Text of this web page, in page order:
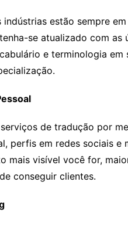
indústrias estão sempre em
se atualizado com as
e terminologia em
de tradução por
perfis em redes sociais e
mais visível você for,
conseguir clientes.